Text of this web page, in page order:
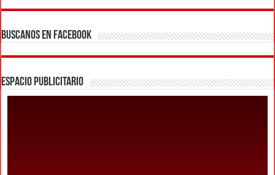
BUSCANOS EN FACEBOOK
ESPACIO PUBLICITARIO